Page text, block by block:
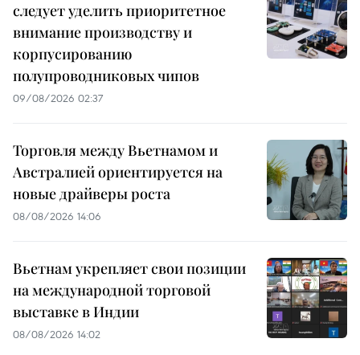
следует уделить приоритетное
внимание производству и
корпусированию
полупроводниковых чипов
09/08/2026 02:37
Торговля между Вьетнамом и
Австралией ориентируется на
новые драйверы роста
08/08/2026 14:06
Вьетнам укрепляет свои позиции
на международной торговой
выставке в Индии
08/08/2026 14:02